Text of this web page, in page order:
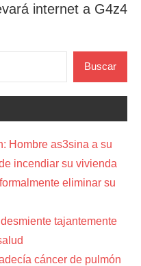
internet a G4z4
Buscar
Hombre as3sina a su
incendiar su vivienda
eliminar su
tajantemente
cáncer de pulmón